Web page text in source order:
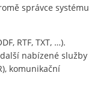
správce systému
RTF, TXT, …).
nabízené služby
komunikační